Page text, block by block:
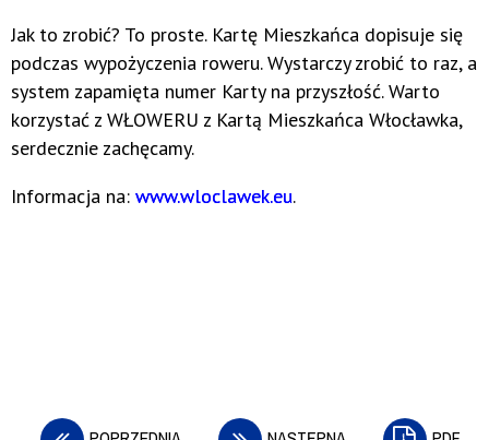
Jak to zrobić? To proste. Kartę Mieszkańca dopisuje się
podczas wypożyczenia roweru. Wystarczy zrobić to raz, a
system zapamięta numer Karty na przyszłość. Warto
korzystać z WŁOWERU z Kartą Mieszkańca Włocławka,
serdecznie zachęcamy.
Informacja na: www.wloclawek.eu.